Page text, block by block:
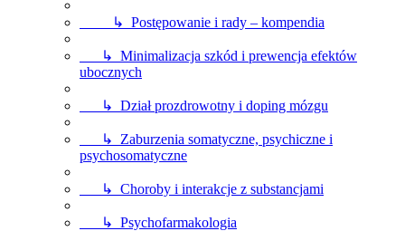
↳ Postępowanie i rady – kompendia
↳ Minimalizacja szkód i prewencja efektów
ubocznych
↳ Dział prozdrowotny i doping mózgu
↳ Zaburzenia somatyczne, psychiczne i
psychosomatyczne
↳ Choroby i interakcje z substancjami
↳ Psychofarmakologia